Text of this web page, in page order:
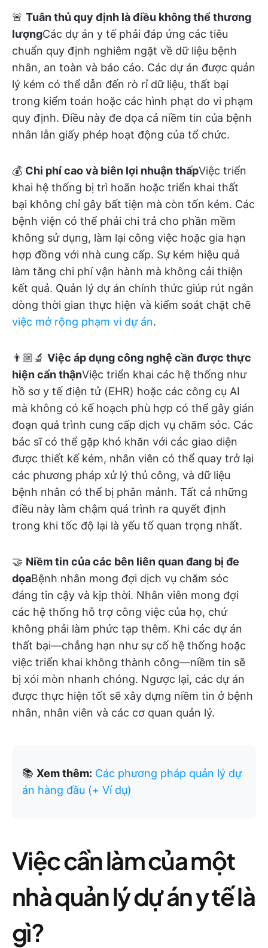
🚨 Tuân thủ quy định là điều không thể thương
lượngCác dự án y tế phải đáp ứng các tiêu
chuẩn quy định nghiêm ngặt về dữ liệu bệnh
nhân, an toàn và báo cáo. Các dự án được quản
lý kém có thể dẫn đến rò rỉ dữ liệu, thất bại
trong kiểm toán hoặc các hình phạt do vi phạm
quy định. Điều này đe dọa cả niềm tin của bệnh
nhân lẫn giấy phép hoạt động của tổ chức.
💰 Chi phí cao và biên lợi nhuận thấpViệc triển
khai hệ thống bị trì hoãn hoặc triển khai thất
bại không chỉ gây bất tiện mà còn tốn kém. Các
bệnh viện có thể phải chi trả cho phần mềm
không sử dụng, làm lại công việc hoặc gia hạn
hợp đồng với nhà cung cấp. Sự kém hiệu quả
làm tăng chi phí vận hành mà không cải thiện
kết quả. Quản lý dự án chính thức giúp rút ngắn
dòng thời gian thực hiện và kiểm soát chặt chẽ
việc mở rộng phạm vi dự án.
👨🏼‍🔬 Việc áp dụng công nghệ cần được thực
hiện cẩn thậnViệc triển khai các hệ thống như
hồ sơ y tế điện tử (EHR) hoặc các công cụ AI
mà không có kế hoạch phù hợp có thể gây gián
đoạn quá trình cung cấp dịch vụ chăm sóc. Các
bác sĩ có thể gặp khó khăn với các giao diện
được thiết kế kém, nhân viên có thể quay trở lại
các phương pháp xử lý thủ công, và dữ liệu
bệnh nhân có thể bị phân mảnh. Tất cả những
điều này làm chậm quá trình ra quyết định
trong khi tốc độ lại là yếu tố quan trọng nhất.
🤝 Niềm tin của các bên liên quan đang bị đe
dọaBệnh nhân mong đợi dịch vụ chăm sóc
đáng tin cậy và kịp thời. Nhân viên mong đợi
các hệ thống hỗ trợ công việc của họ, chứ
không phải làm phức tạp thêm. Khi các dự án
thất bại—chẳng hạn như sự cố hệ thống hoặc
việc triển khai không thành công—niềm tin sẽ
bị xói mòn nhanh chóng. Ngược lại, các dự án
được thực hiện tốt sẽ xây dựng niềm tin ở bệnh
nhân, nhân viên và các cơ quan quản lý.
📚 Xem thêm: Các phương pháp quản lý dự
án hàng đầu (+ Ví dụ)
Việc cần làm của một
nhà quản lý dự án y tế là
gì?